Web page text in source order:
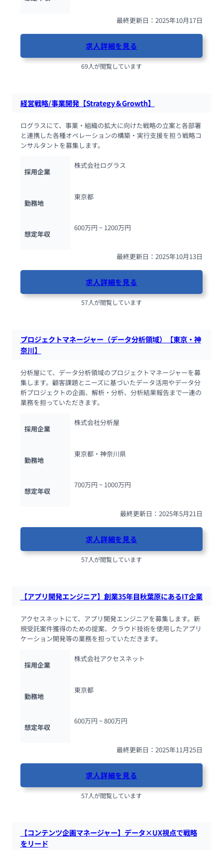
最終更新日：2025年10月17日
求人詳細を見る
69人が閲覧しています
経営戦略/事業開発【Strategy＆Growth】
ログラスにて、事業・組織の拡大に向けた戦略の立案と各部署
と連携した各種オペレーションの構築・実行支援を担う戦略コ
ンサルタントを募集します。
採用企業
株式会社ログラス
勤務地
東京都
想定年収
600万円 ~ 1200万円
最終更新日：2025年10月13日
求人詳細を見る
57人が閲覧しています
プロジェクトマネージャー（データ分析領域）【東京・神
奈川】
分析屋にて、データ分析領域のプロジェクトマネージャーを募
集します。顧客課題とニーズに基づいたデータ活用やデータ分
析プロジェクトの企画、解析・分析、分析結果報告まで一連の
業務を担っていただきます。
採用企業
株式会社分析屋
勤務地
東京都・神奈川県
想定年収
700万円 ~ 1000万円
最終更新日：2025年5月21日
求人詳細を見る
57人が閲覧しています
【アプリ開発エンジニア】創業35年目秋葉原にあるIT企業
アクセスネットにて、アプリ開発エンジニアを募集します。新
規受託案件獲得のための提案、クラウド技術を使用したアプリ
ケーション開発等の業務を担っていただきます。
採用企業
株式会社アクセスネット
勤務地
東京都
想定年収
600万円 ~ 800万円
最終更新日：2025年11月25日
求人詳細を見る
57人が閲覧しています
【コンテンツ企画マネージャー】データ×UX視点で戦略
をリード